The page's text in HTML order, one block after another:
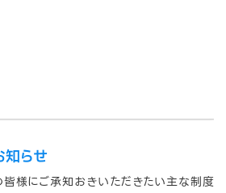
らせ
様にご承知おきいただきたい主な制度